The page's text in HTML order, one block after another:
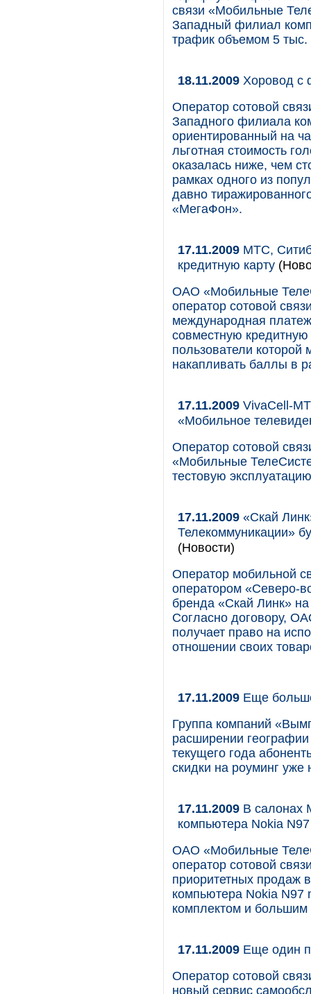
связи «Мобильные
Западный филиал
трафик объемом 5 тыс.
18.11.2009 Хоровод с
Оператор сотовой
Западного филиала
ориентированный на
льготная стоимость
оказалась ниже, чем
рамках одного из
давно
«МегаФон».
17.11.2009 МТС,
кредитную карту
ОАО «Мобильные
оператор сотовой
международная
совместную
пользователи которой
накапливать баллы в
17.11.2009 VivaCell-
«Мобильное
Оператор сотовой
«Мобильные
тестовую
17.11.2009 «Скай
Телекоммуникации»
(Новости)
Оператор мобильной
оператором «Северо-
бренда «Скай Линк»
Согласно договору,
получает право на
отношении своих
17.11.2009 Еще
Группа компаний
расширении
текущего года
скидки на роуминг уже
17.11.2009 В салонах
компьютера Nokia
ОАО «Мобильные
оператор сотовой
приоритетных продаж
компьютера Nokia N97
комплектом и
17.11.2009 Еще один
Оператор сотовой
новый сервис